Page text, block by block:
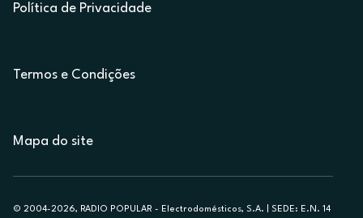
Política de Privacidade
Termos e Condições
Mapa do site
© 2004-2026, RADIO POPULAR - Electrodomésticos, S.A. | SEDE: E.N. 14